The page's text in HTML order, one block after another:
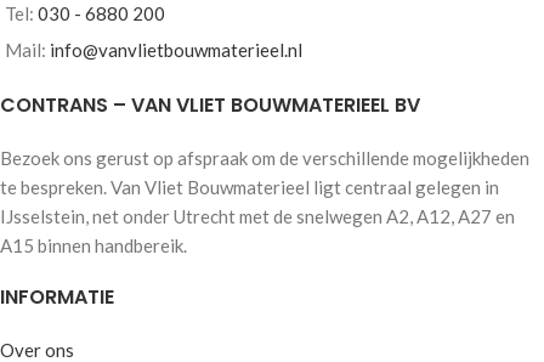
Tel: 030 - 6880 200
Mail: info@vanvlietbouwmaterieel.nl
CONTRANS – VAN VLIET BOUWMATERIEEL BV
Bezoek ons gerust op afspraak om de verschillende mogelijkheden
te bespreken. Van Vliet Bouwmaterieel ligt centraal gelegen in
IJsselstein, net onder Utrecht met de snelwegen A2, A12, A27 en
A15 binnen handbereik.
INFORMATIE
Over ons